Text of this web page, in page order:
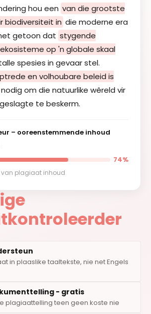
hou een van die grootste
biodiversiteit in die moderne era
getoon dat stygende
op 'n globale skaal
spesies in gevaar stel.
en volhoubare beleid is
nodig om die natuurlike wêreld vir
te beskerm.
– ooreenstemmende inhoud
74%
van plagiaat inhoud
in plaaslike taaltekste, nie net Engels
- gratis
plagiaattelling teen geen koste nie